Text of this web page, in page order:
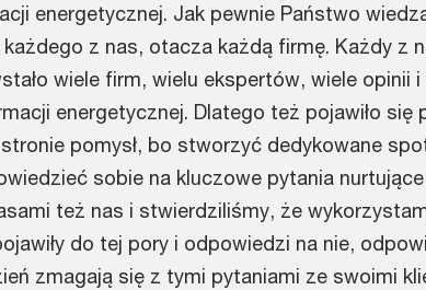
energetycznej. Jak pewnie Państwo
z nas, otacza każdą firmę. Każdy z
wiele firm, wielu ekspertów, wiele opinii
energetycznej. Dlatego też pojawiło się
pomysł, bo stworzyć dedykowane
sobie na kluczowe pytania
też nas i stwierdziliśmy, że
do tej pory i odpowiedzi na nie,
zmagają się z tymi pytaniami ze swoimi